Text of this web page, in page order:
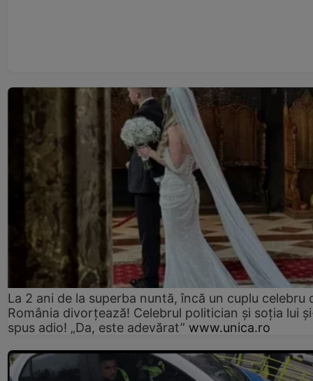
La 2 ani de la superba nuntă, încă un cuplu celebru
România divorțează! Celebrul politician și soția lui
spus adio! „Da, este adevărat” www.unica.ro